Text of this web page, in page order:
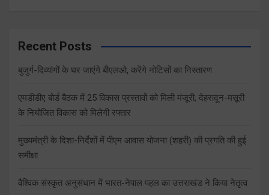
Recent Posts
बुजुर्ग-दिव्यांगों के घर जाएंगे बीएलओ, करेंगे नोटिसों का निस्तारण
एमडीडीए बोर्ड बैठक में 25 विकास प्रस्तावों को मिली मंजूरी, देहरादून-मसूरी
के नियोजित विकास को मिलेगी रफ्तार
मुख्यमंत्री के दिशा-निर्देशों में पीएम आवास योजना (शहरी) की प्रगति की हुई
समीक्षा
वैश्विक संस्कृत अनुसंधान में भारत-नेपाल पहल का उत्तराखंड ने किया नेतृत्व